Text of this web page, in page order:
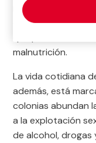
mayor dureza a
de los cuales
malnutrición.
La vida cotidiana
además, está
colonias abundan
a la explotación
de alcohol, drogas